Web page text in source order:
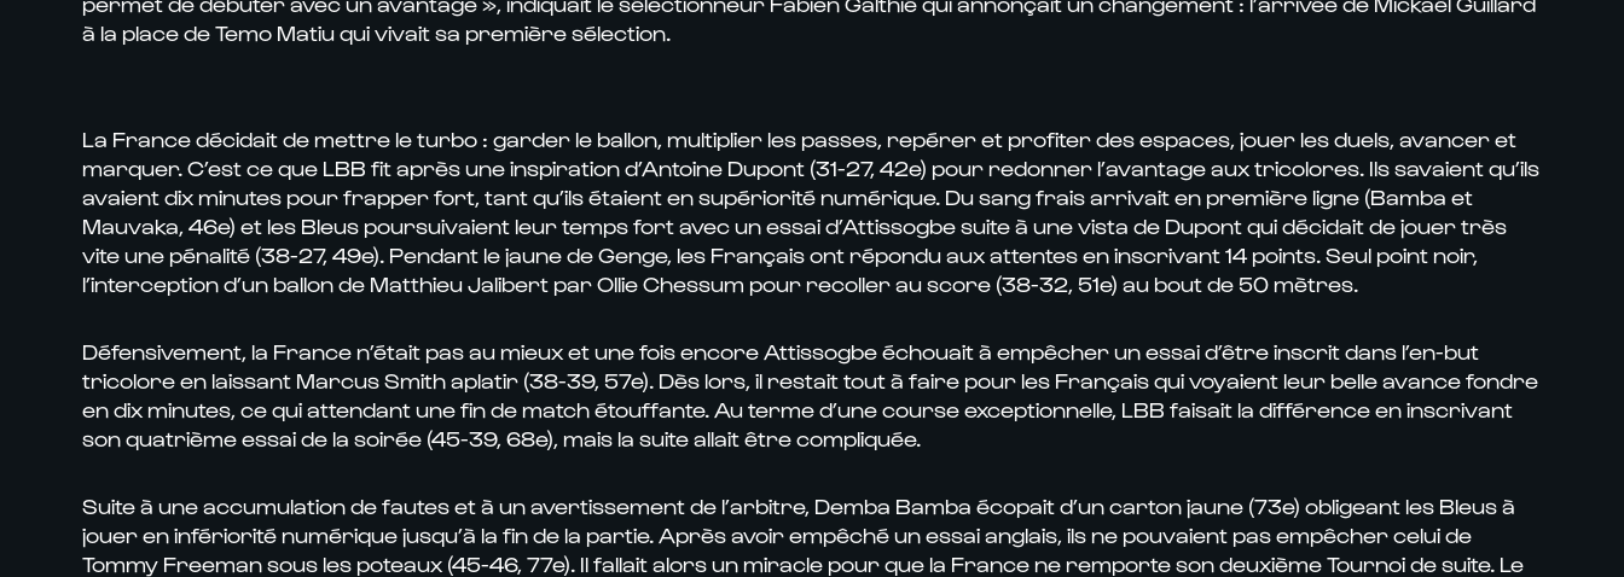
à la place de Temo Matiu qui vivait sa première sélection.
La France décidait de mettre le turbo : garder le ballon, multiplier les passes, repérer et profiter des espaces, jouer les duels, avancer et
marquer. C’est ce que LBB fit après une inspiration d’Antoine Dupont (31-27, 42e) pour redonner l’avantage aux tricolores. Ils savaient qu’ils
avaient dix minutes pour frapper fort, tant qu’ils étaient en supériorité numérique. Du sang frais arrivait en première ligne (Bamba et
Mauvaka, 46e) et les Bleus poursuivaient leur temps fort avec un essai d’Attissogbe suite à une vista de Dupont qui décidait de jouer très
vite une pénalité (38-27, 49e). Pendant le jaune de Genge, les Français ont répondu aux attentes en inscrivant 14 points. Seul point noir,
l’interception d’un ballon de Matthieu Jalibert par Ollie Chessum pour recoller au score (38-32, 51e) au bout de 50 mètres.
Défensivement, la France n’était pas au mieux et une fois encore Attissogbe échouait à empêcher un essai d’être inscrit dans l’en-but
tricolore en laissant Marcus Smith aplatir (38-39, 57e). Dès lors, il restait tout à faire pour les Français qui voyaient leur belle avance fondre
en dix minutes, ce qui attendant une fin de match étouffante. Au terme d’une course exceptionnelle, LBB faisait la différence en inscrivant
son quatrième essai de la soirée (45-39, 68e), mais la suite allait être compliquée.
Suite à une accumulation de fautes et à un avertissement de l’arbitre, Demba Bamba écopait d’un carton jaune (73e) obligeant les Bleus à
jouer en infériorité numérique jusqu’à la fin de la partie. Après avoir empêché un essai anglais, ils ne pouvaient pas empêcher celui de
Tommy Freeman sous les poteaux (45-46, 77e). Il fallait alors un miracle pour que la France ne remporte son deuxième Tournoi de suite. Le